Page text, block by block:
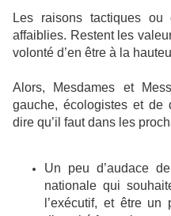
Les raisons tactiques ou
affaiblies. Restent les
volonté d’en être à la
Alors, Mesdames et
gauche, écologistes et de
dire qu’il faut dans les
Un peu d’audace
nationale qui
l’exécutif, et être